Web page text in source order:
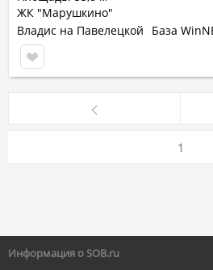
ЖК "Марушкино"
Владис на Павелецкой
База
1
Информация о SOB.ru